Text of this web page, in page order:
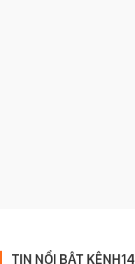
TIN NỔI BẬT KÊNH14